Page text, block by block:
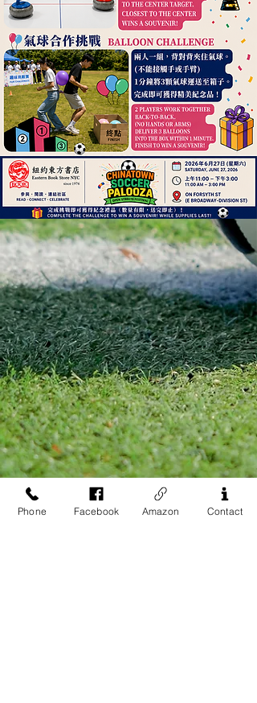
Phone Facebook Amazon Contact